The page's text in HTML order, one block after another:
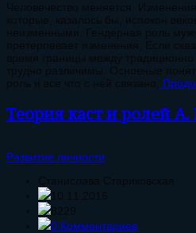
Человечество меняется.
которые, казалось бы, испокон
неизменными. Гендерная роль
претерпевает изменения. Если
время границы между
трудно различимы. Основные
роль и все что с ней связано,
Теория каст и ролей А.
Развитие личности
Станислава Стариковская
10.11.2016
8229
0 Комментариев